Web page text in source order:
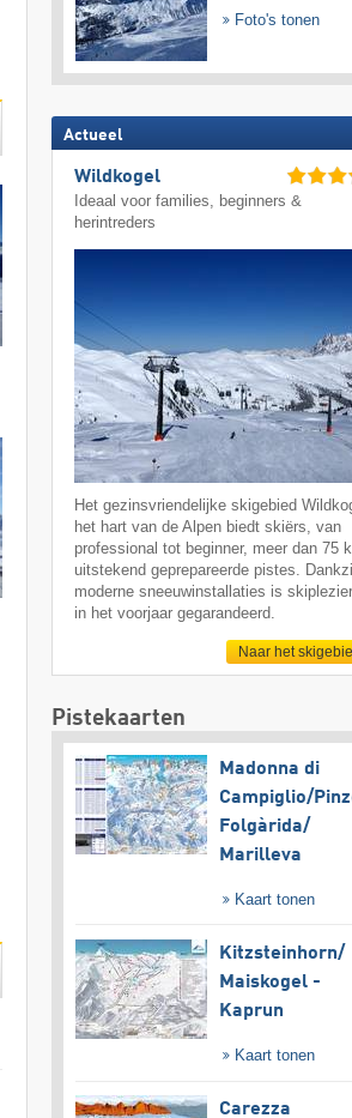
Foto's tonen
Actueel
Wildkogel
Ideaal voor families, beginners &
herintreders
Het gezinsvriendelijke skigebied
het hart van de Alpen biedt skiërs, van
professional tot beginner, meer dan 75
uitstekend geprepareerde pistes.
moderne sneeuwinstallaties is
in het voorjaar gegarandeerd.
Naar het
Pistekaarten
Madonna di
Campiglio/​
Folgàrida/​
Marilleva
Kaart tonen
Kitzsteinhorn/​
Maiskogel -
Kaprun
Kaart tonen
Carezza